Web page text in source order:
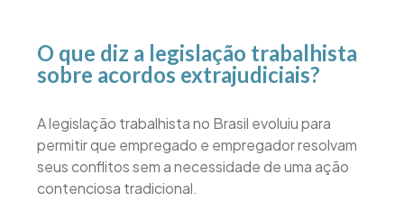
O que diz a legislação trabalhista
sobre acordos extrajudiciais?
A legislação trabalhista no Brasil evoluiu para
permitir que empregado e empregador resolvam
seus conflitos sem a necessidade de uma ação
contenciosa tradicional.